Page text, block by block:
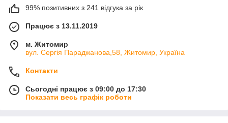
99% позитивних з 241 відгука за рік
Працює з 13.11.2019
м. Житомир
вул. Сергія Параджанова,58, Житомир, Україна
Контакти
Сьогодні працює з 09:00 до 17:30
Показати весь графік роботи